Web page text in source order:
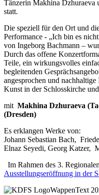
Tänzerin Makhina Dzhuraeva
statt.
Die speziell für den Ort und
Performance - „Ich bin es
von Ingeborg Bachmann –
Durch das offene
Teile, ein wirkungsvolles
begleitenden
angesprochen und
Kunst in der Schlosskirche
mit Makhina Dzhuraeva
(Dresden)
Es erklangen Werke von:
Johann Sebastian Bach,
Elnaz Seyedi, Georg Katzer,
Im Rahmen des 3.
Ausstellungseröffnung in der